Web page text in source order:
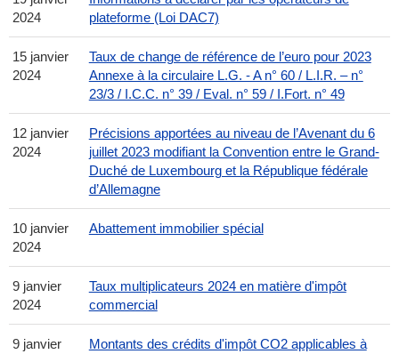
2024
plateforme (Loi DAC7)
15 janvier
2024
Taux de change de référence de l’euro pour 2023
Annexe à la circulaire L.G. - A n° 60 / L.I.R. – n°
23/3 / I.C.C. n° 39 / Eval. n° 59 / I.Fort. n° 49
12 janvier
2024
Précisions apportées au niveau de l’Avenant du 6
juillet 2023 modifiant la Convention entre le Grand-
Duché de Luxembourg et la République fédérale
d’Allemagne
10 janvier
2024
Abattement immobilier spécial
9 janvier
2024
Taux multiplicateurs 2024 en matière d'impôt
commercial
9 janvier
Montants des crédits d'impôt CO2 applicables à